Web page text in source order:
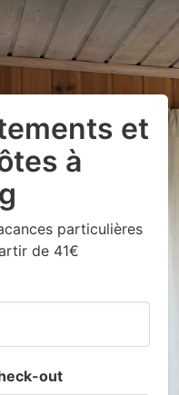
et
à
particulières
de 41€
out